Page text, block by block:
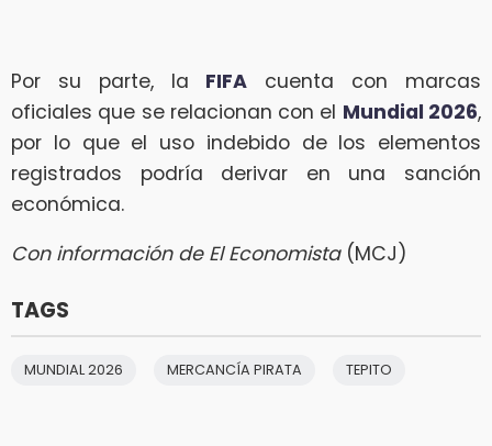
Por su parte, la FIFA cuenta con marcas
oficiales que se relacionan con el Mundial 2026,
por lo que el uso indebido de los elementos
registrados podría derivar en una sanción
económica.
Con información de El Economista (MCJ)
TAGS
MUNDIAL 2026 MERCANCÍA PIRATA TEPITO